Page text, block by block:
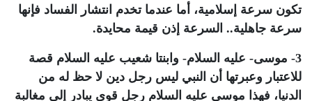
تكون سرعة إسلامية، أما عندما تخدم انتشار الفساد فإنها
سرعة جاهلية.. السرعة إذن قيمة محايدة.
3- موسى- عليه السلام- وابنتا شعيب عليه السلام قصة
للاعتبار وعبرتها أن النبي ليس رجل دين لا حظ له من
الدنيا، فهذا موسى عليه السلام رجل قوي يبادر إلى مغالبة